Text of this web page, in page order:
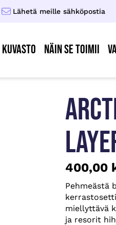
Lähetä meille sähköpostia
Näin se toimii
400,00
Pehmeästä
miellyttävä
ja resorit